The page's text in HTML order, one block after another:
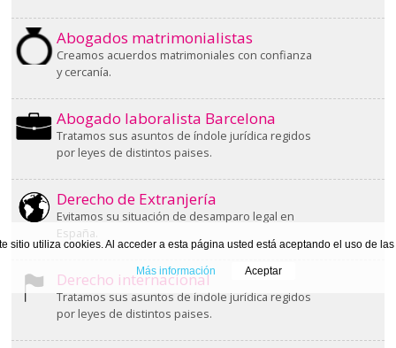
Abogados matrimonialistas
Creamos acuerdos matrimoniales con confianza
y cercanía.
Abogado laboralista Barcelona
Tratamos sus asuntos de índole jurídica regidos
por leyes de distintos paises.
Derecho de Extranjería
Evitamos su situación de desamparo legal en
España.
Derecho internacional
Tratamos sus asuntos de índole jurídica regidos
por leyes de distintos paises.
sitio utiliza cookies. Al acceder a esta página usted está aceptando el uso de las
Más información Aceptar